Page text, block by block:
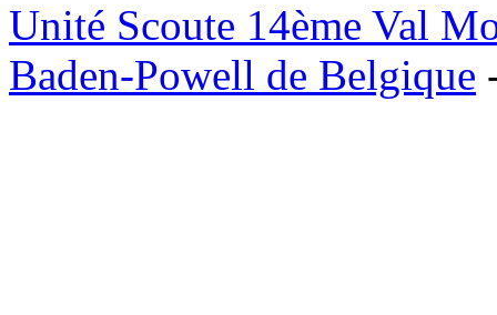
Unité Scoute 14ème Val
Baden-Powell de Belgique